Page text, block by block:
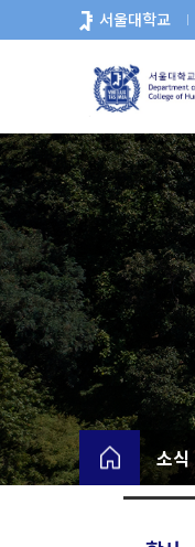
로
뉴
서울대학교
소식